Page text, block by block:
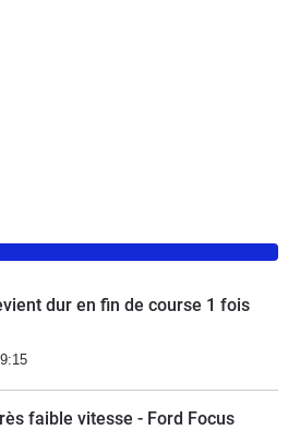
dur en fin de course 1 fois
faible vitesse - Ford Focus